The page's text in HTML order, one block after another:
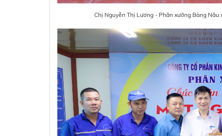
Chị Nguyễn Thị Lương - Phân xưởng Bàng